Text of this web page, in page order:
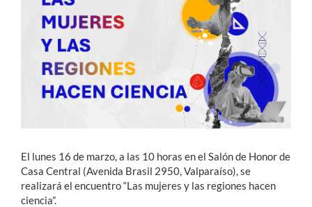
Alumni
English
El lunes 16 de marzo, a las 10 horas en el Salón de Honor de
Casa Central (Avenida Brasil 2950, Valparaíso), se
realizará el encuentro “Las mujeres y las regiones hacen
ciencia”.